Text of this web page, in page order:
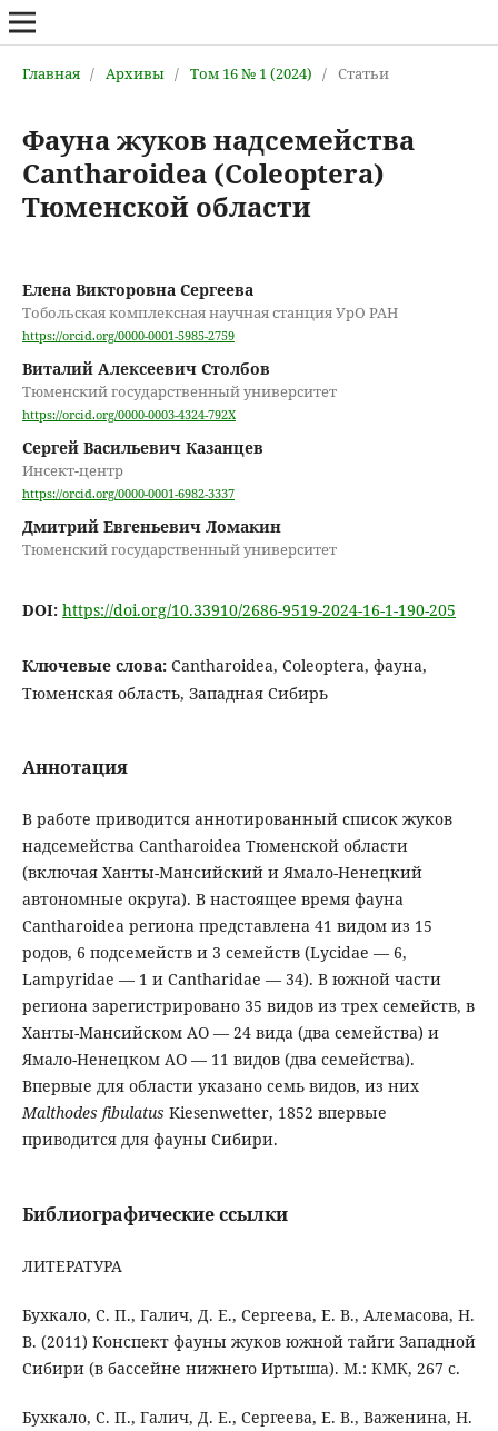
Главная / Архивы / Том 16 № 1 (2024) / Статьи
Фауна жуков надсемейства
Cantharoidea (Coleoptera)
Тюменской области
Елена Викторовна Сергеева
Тобольская комплексная научная станция УрО РАН
https://orcid.org/0000-0001-5985-2759
Виталий Алексеевич Столбов
Тюменский государственный университет
https://orcid.org/0000-0003-4324-792X
Сергей Васильевич Казанцев
Инсект-центр
https://orcid.org/0000-0001-6982-3337
Дмитрий Евгеньевич Ломакин
Тюменский государственный университет
DOI: https://doi.org/10.33910/2686-9519-2024-16-1-190-205
Ключевые слова: Cantharoidea, Coleoptera, фауна,
Тюменская область, Западная Сибирь
Аннотация
В работе приводится аннотированный список жуков
надсемейства Cantharoidea Тюменской области
(включая Ханты-Мансийский и Ямало-Ненецкий
автономные округа). В настоящее время фауна
Cantharoidea региона представлена 41 видом из 15
родов, 6 подсемейств и 3 семейств (Lycidae — 6,
Lampyridae — 1 и Cantharidae — 34). В южной части
региона зарегистрировано 35 видов из трех семейств, в
Ханты-Мансийском АО — 24 вида (два семейства) и
Ямало-Ненецком АО — 11 видов (два семейства).
Впервые для области указано семь видов, из них
Malthodes fibulatus Kiesenwetter, 1852 впервые
приводится для фауны Сибири.
Библиографические ссылки
ЛИТЕРАТУРА
Бухкало, С. П., Галич, Д. Е., Сергеева, Е. В., Алемасова, Н.
В. (2011) Конспект фауны жуков южной тайги Западной
Сибири (в бассейне нижнего Иртыша). М.: КМК, 267 с.
Бухкало, С. П., Галич, Д. Е., Сергеева, Е. В., Важенина, Н.